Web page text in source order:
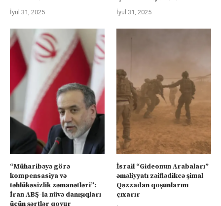
İyul 31, 2025 İyul 31, 2025
“Müharibəyə görə
kompensasiya və
təhlükəsizlik zəmanətləri”:
İran ABŞ-la nüvə danışıqları
üçün şərtlər qoyur
İsrail “Gideonun Arabaları”
əməliyyatı zəiflədikcə şimal
Qəzzadan qoşunlarını
çıxarır